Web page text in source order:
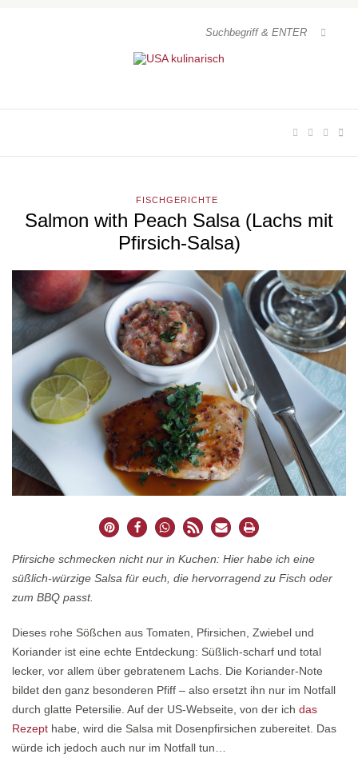
FISCHGERICHTE
Salmon with Peach Salsa (Lachs mit
Pfirsich-Salsa)
Pfirsiche schmecken nicht nur in Kuchen: Hier habe ich eine
süßlich-würzige Salsa für euch, die hervorragend zu Fisch oder
zum BBQ passt.
Dieses rohe Sößchen aus Tomaten, Pfirsichen, Zwiebel und
Koriander ist eine echte Entdeckung: Süßlich-scharf und total
lecker, vor allem über gebratenem Lachs. Die Koriander-Note
bildet den ganz besonderen Pfiff – also ersetzt ihn nur im Notfall
durch glatte Petersilie. Auf der US-Webseite, von der ich das
Rezept habe, wird die Salsa mit Dosenpfirsichen zubereitet. Das
würde ich jedoch auch nur im Notfall tun…